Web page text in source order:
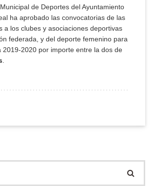
de Deportes del Ayuntamiento
ha aprobado las convocatorias de las
a los clubes y asociaciones deportivas
federada, y del deporte femenino para
2019-2020 por importe entre la dos de
.